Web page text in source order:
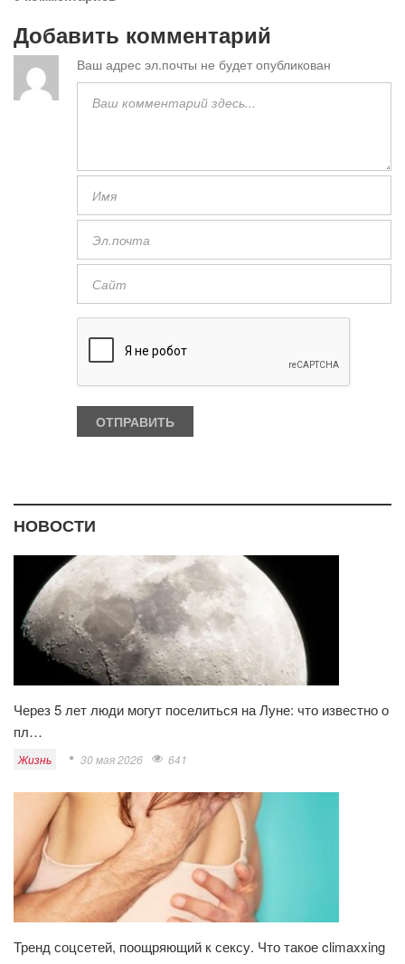
Добавить комментарий
Ваш адрес эл.почты не будет опубликован
НОВОСТИ
Через 5 лет люди могут поселиться на Луне: что известно о
пл…
Жизнь 30 мая 2026 641
Тренд соцсетей, поощряющий к сексу. Что такое climaxxing